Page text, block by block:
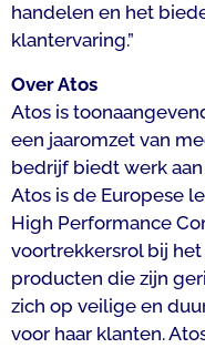
handelen en het
klantervaring.”
Over Atos
Atos is
een jaaromzet van
bedrijf biedt werk aan
Atos is de Europese
High Performance
voortrekkersrol bij
producten die zijn
zich op veilige en
voor haar klanten.